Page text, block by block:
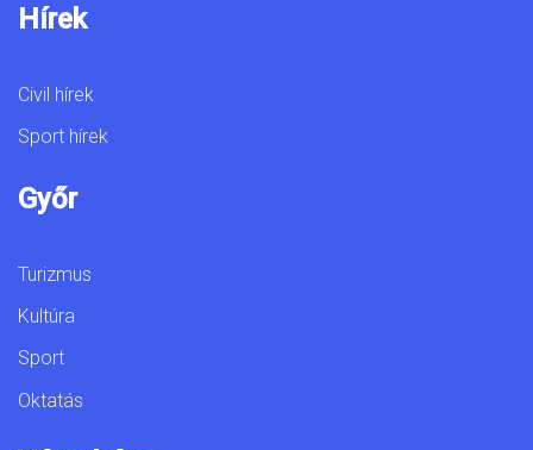
Hírek
Civil hírek
Sport hírek
Győr
Turizmus
Kultúra
Sport
Oktatás